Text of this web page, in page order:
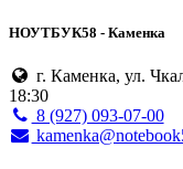
НОУТБУК58 - Каменка
г. Каменка, ул.
18:30
8 (927) 093-07-00